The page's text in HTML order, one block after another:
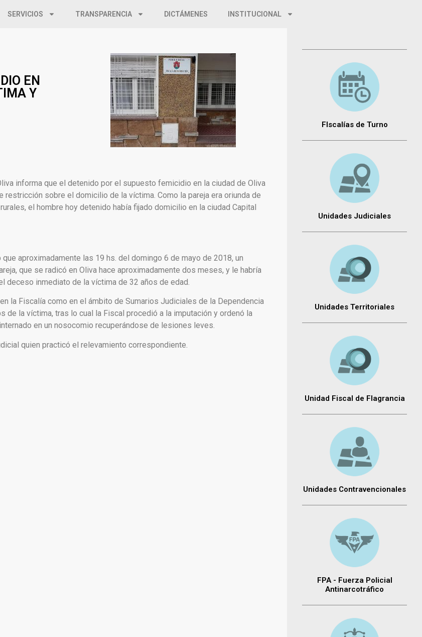
SERVICIOS TRANSPARENCIA DICTÁMENES INSTITUCIONAL
EN
Y
informa que el detenido por el supuesto femicidio en la ciudad de Oliva
sobre el domicilio de la víctima. Como la pareja era oriunda de
el hombre hoy detenido había fijado domicilio en la ciudad Capital
aproximadamente las 19 hs. del domingo 6 de mayo de 2018, un
que se radicó en Oliva hace aproximadamente dos meses, y le habría
deceso inmediato de la víctima de 32 años de edad.
la Fiscalía como en el ámbito de Sumarios Judiciales de la Dependencia
la víctima, tras lo cual la Fiscal procedió a la imputación y ordenó la
en un nosocomio recuperándose de lesiones leves.
quien practicó el relevamiento correspondiente.
FIscalías de Turno
Unidades Judiciales
Unidades Territoriales
Unidad Fiscal de Flagrancia
Unidades Contravencionales
FPA - Fuerza Policial
Antinarcotráfico